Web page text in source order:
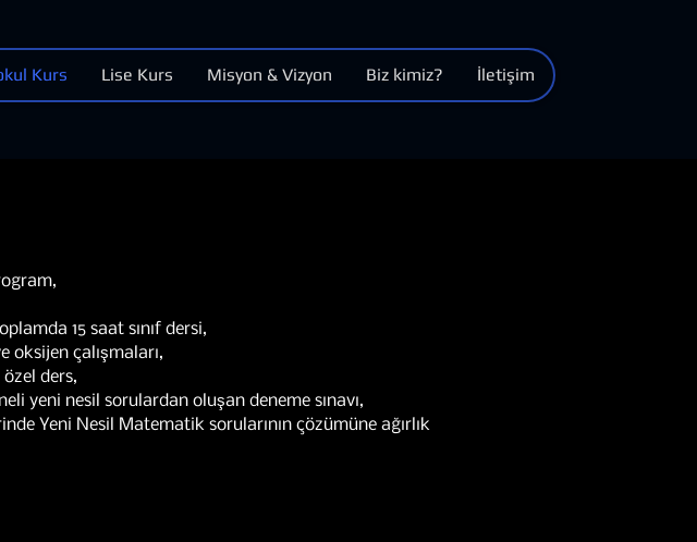
Kurs Lise Kurs Misyon & Vizyon Biz kimiz? İletişim
15 saat sınıf dersi,
oksijen çalışmaları,
ders,
yeni nesil sorulardan oluşan deneme sınavı,
Yeni Nesil Matematik sorularının çözümüne ağırlık